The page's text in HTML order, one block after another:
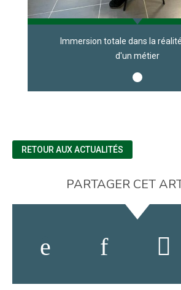
Immersion totale dans la
d'un métier
RETOUR AUX ACTUALITÉS
PARTAGER CET